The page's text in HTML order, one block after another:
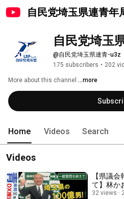
自民党埼玉県連青年
自民党埼玉
@自民党埼玉県連青-u3z
175 subscribers • 202
More about this channel ...more
Home Videos Search
Videos
【県議
て】林か
32 views